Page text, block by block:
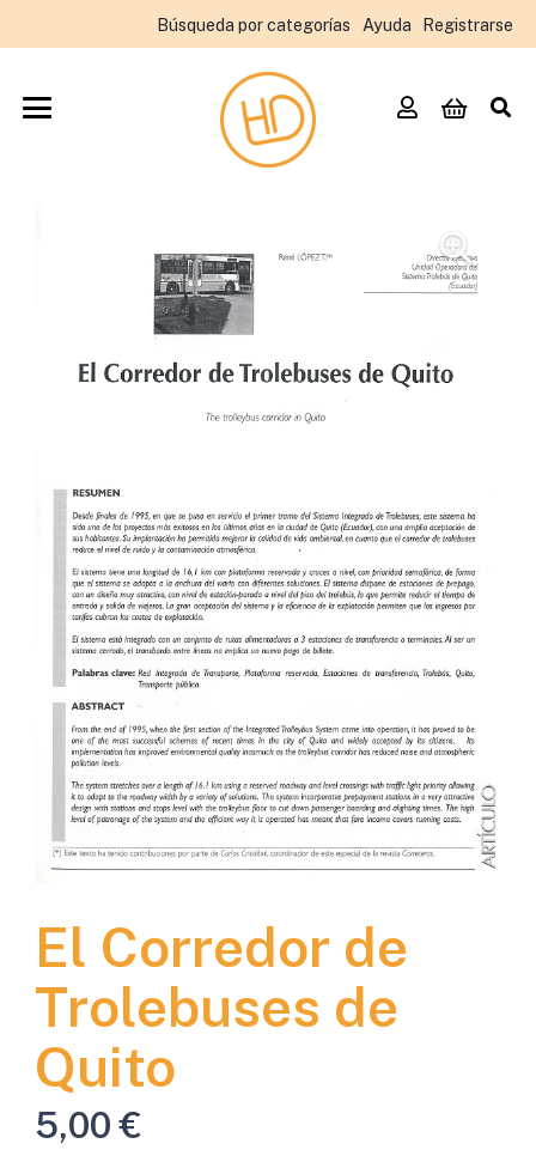
Búsqueda por categorías Ayuda Registrarse
El Corredor de
Trolebuses de
Quito
5,00€